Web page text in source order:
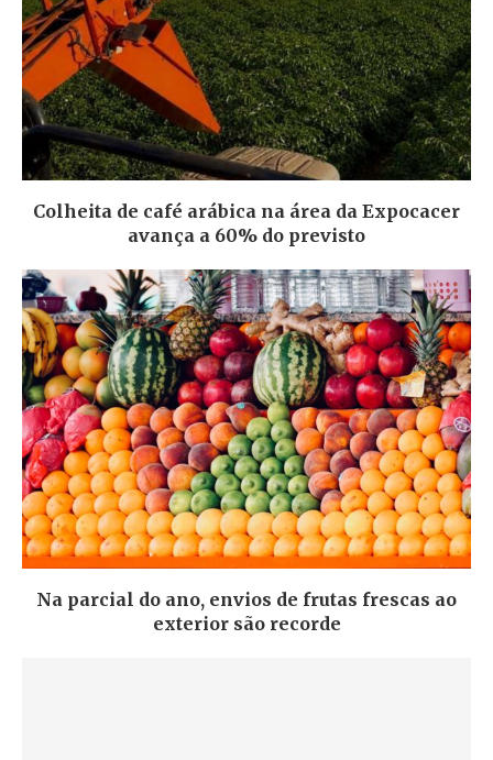
Colheita de café arábica na área da Expocacer
avança a 60% do previsto
Na parcial do ano, envios de frutas frescas ao
exterior são recorde